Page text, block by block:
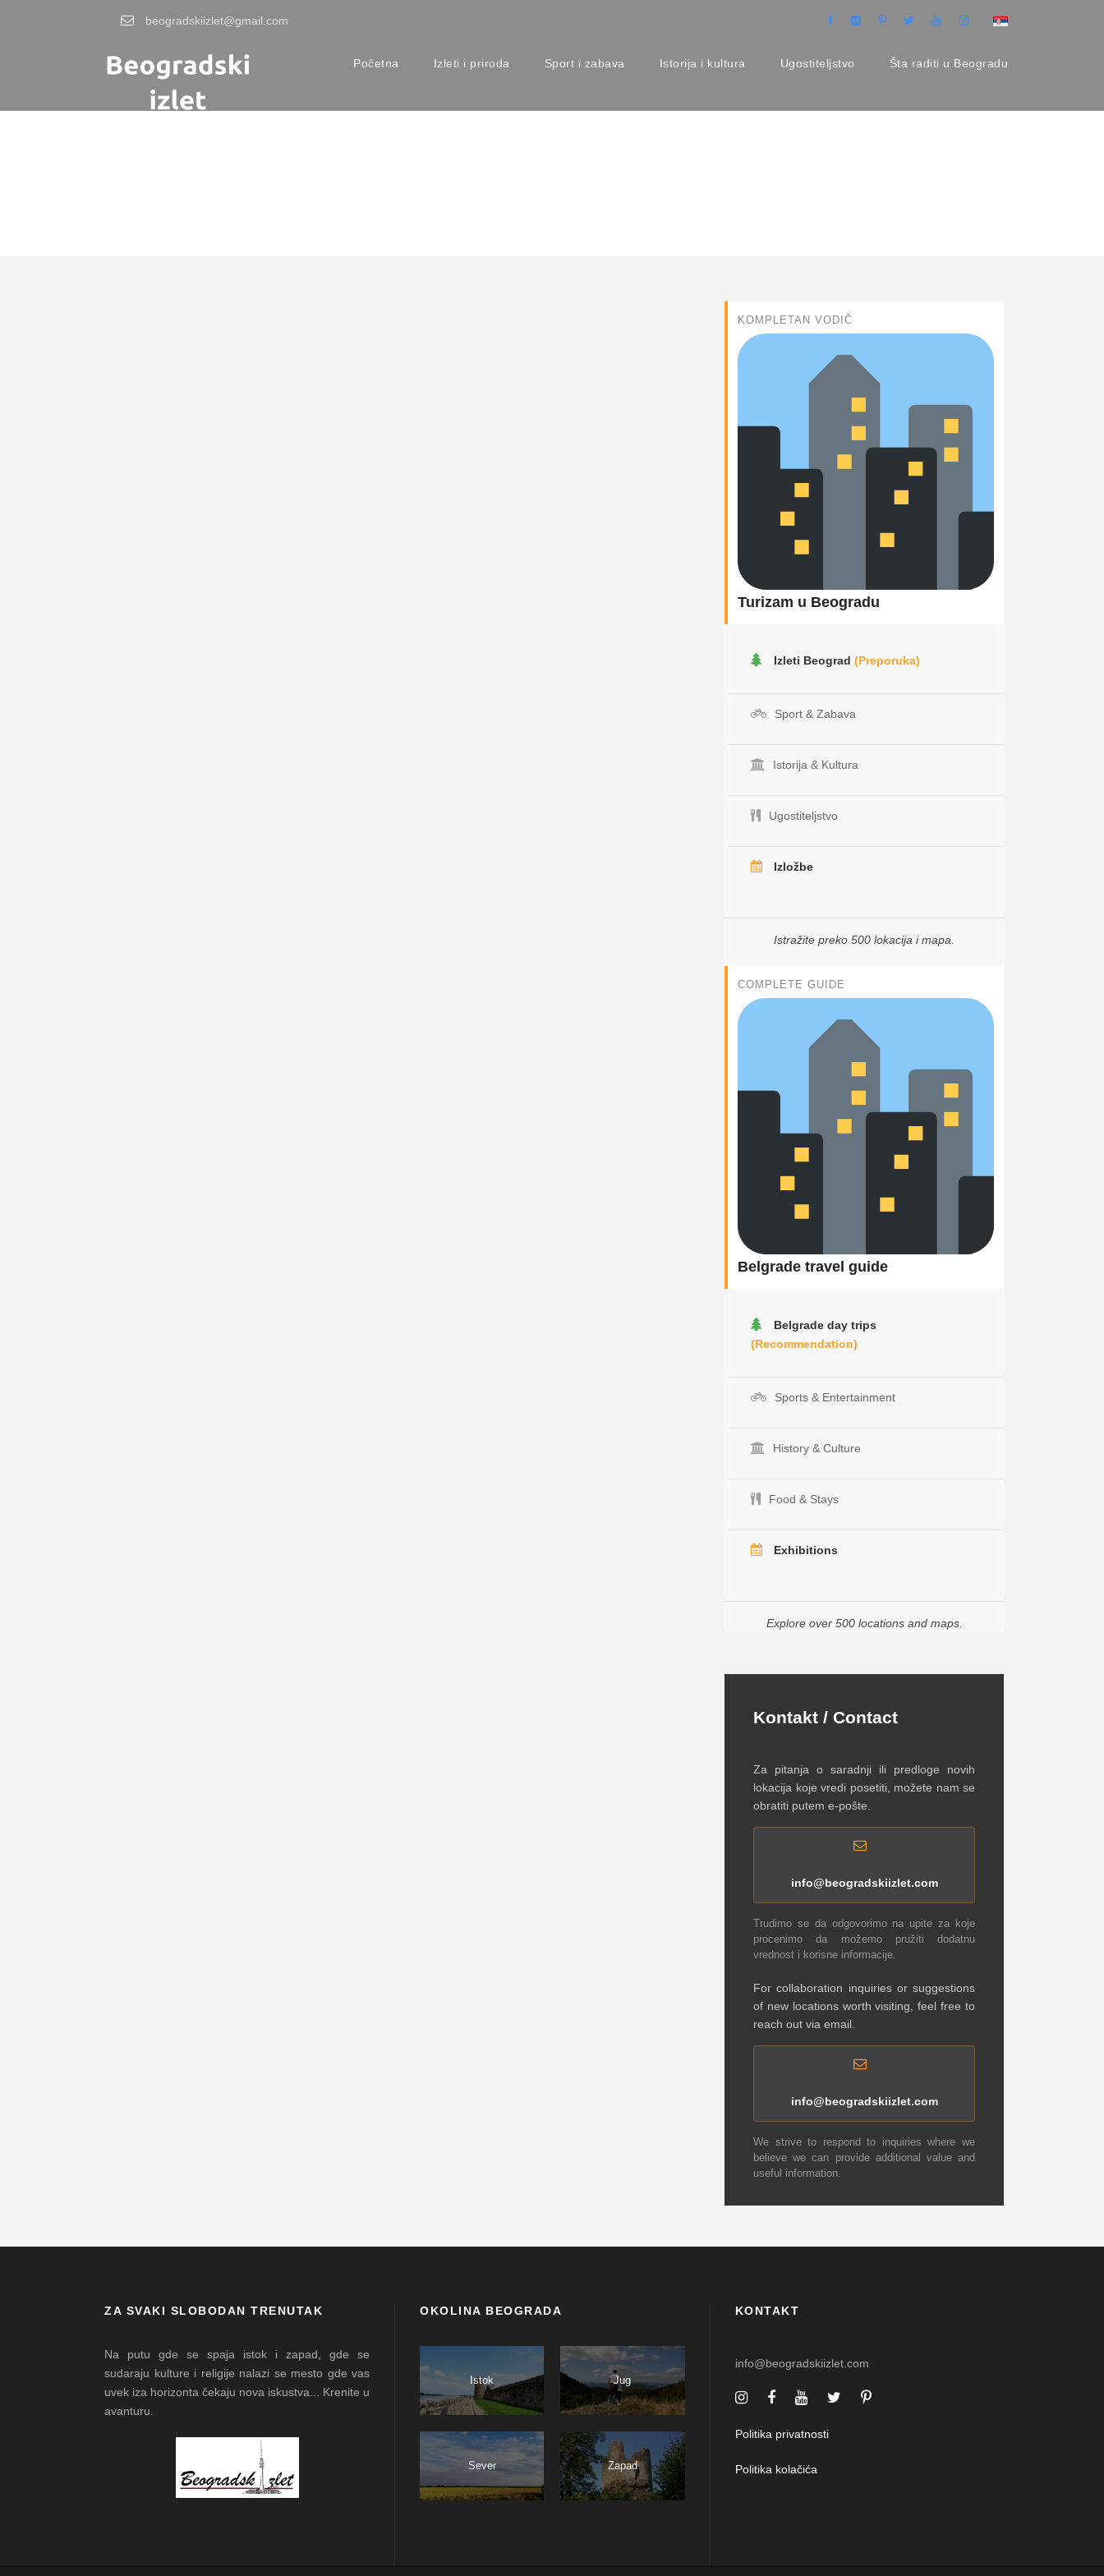
beogradskiizlet@gmail.com
Početna Izleti i priroda Sport i zabava Istorija i kultura Ugostiteljstvo Šta raditi u Beogradu
KOMPLETAN VODIČ
Turizam u Beogradu
Izleti Beograd (Preporuka)
Sport & Zabava
Istorija & Kultura
Ugostiteljstvo
Izložbe
Istražite preko 500 lokacija i mapa.
COMPLETE GUIDE
Belgrade travel guide
Belgrade day trips
(Recommendation)
Sports & Entertainment
History & Culture
Food & Stays
Exhibitions
Explore over 500 locations and maps.
Kontakt / Contact
Za pitanja o saradnji ili predloge novih
lokacija koje vredi posetiti, možete nam se
obratiti putem e-pošte.
info@beogradskiizlet.com
Trudimo se da odgovorimo na upite za koje
procenimo da možemo pružiti dodatnu
vrednost i korisne informacije.
For collaboration inquiries or suggestions
of new locations worth visiting, feel free to
reach out via email.
info@beogradskiizlet.com
We strive to respond to inquiries where we
believe we can provide additional value and
useful information.
ZA SVAKI SLOBODAN TRENUTAK
Na putu gde se spaja istok i zapad, gde se
sudaraju kulture i religije nalazi se mesto gde vas
uvek iza horizonta čekaju nova iskustva... Krenite u
avanturu.
OKOLINA BEOGRADA
Istok Jug
Sever Zapad
KONTAKT
info@beogradskiizlet.com
Politika privatnosti
Politika kolačića